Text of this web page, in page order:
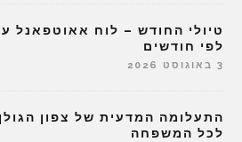
טיולי החודש – לוח אאוטפאנל
לפי חודשים
3 באוגוסט 2026
התעלומה המדעית של צפון
לכל המשפחה